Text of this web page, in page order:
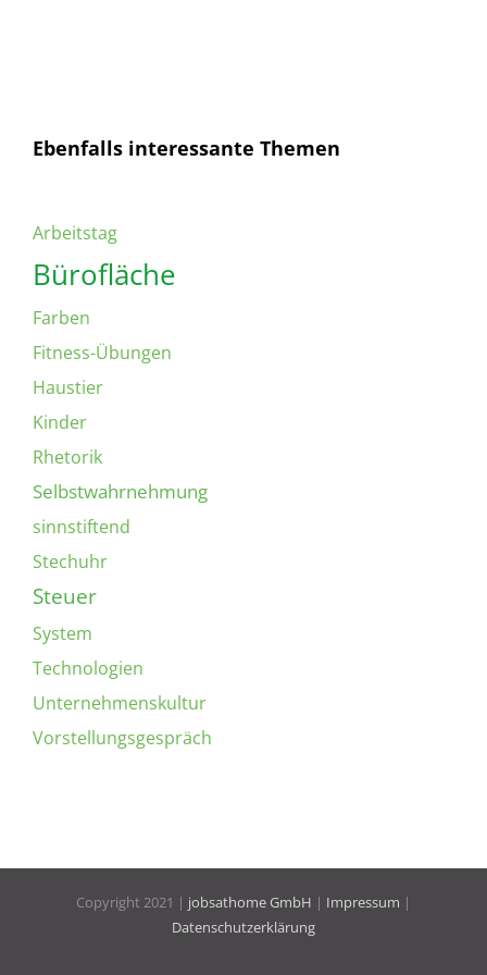
Ebenfalls interessante Themen
Arbeitstag
Bürofläche
Farben
Fitness-Übungen
Haustier
Kinder
Rhetorik
Selbstwahrnehmung
sinnstiftend
Stechuhr
Steuer
System
Technologien
Unternehmenskultur
Vorstellungsgespräch
Copyright 2021 | jobsathome GmbH | Impressum |
Datenschutzerklärung